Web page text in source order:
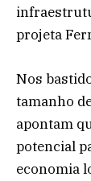
projeta
Nos
tamanho
apontam
potencial
economia